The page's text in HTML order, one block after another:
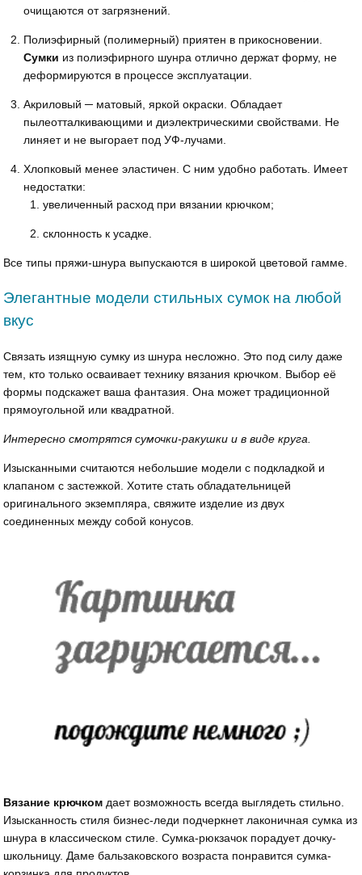
очищаются от загрязнений.
Полиэфирный (полимерный) приятен в прикосновении.
Сумки из полиэфирного шунра отлично держат форму, не
деформируются в процессе эксплуатации.
Акриловый ─ матовый, яркой окраски. Обладает
пылеотталкивающими и диэлектрическими свойствами. Не
линяет и не выгорает под УФ-лучами.
Хлопковый менее эластичен. С ним удобно работать. Имеет
недостатки:
увеличенный расход при вязании крючком;
склонность к усадке.
Все типы пряжи-шнура выпускаются в широкой цветовой гамме.
Элегантные модели стильных сумок на любой
вкус
Связать изящную сумку из шнура несложно. Это под силу даже
тем, кто только осваивает технику вязания крючком. Выбор её
формы подскажет ваша фантазия. Она может традиционной
прямоугольной или квадратной.
Интересно смотрятся сумочки-ракушки и в виде круга.
Изысканными считаются небольшие модели с подкладкой и
клапаном с застежкой. Хотите стать обладательницей
оригинального экземпляра, свяжите изделие из двух
соединенных между собой конусов.
Вязание крючком дает возможность всегда выглядеть стильно.
Изысканность стиля бизнес-леди подчеркнет лаконичная сумка из
шнура в классическом стиле. Сумка-рюкзачок порадует дочку-
школьницу. Даме бальзаковского возраста понравится сумка-